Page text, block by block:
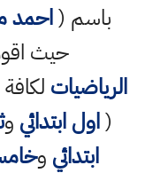
باسم (احمد
حيث
الرياضيات
(اول ابتدائي و
ابتدائي و